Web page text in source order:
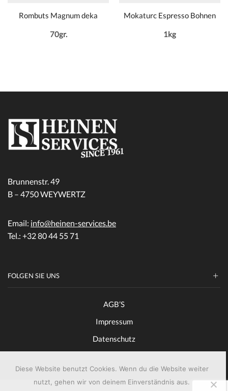
Rombuts Magnum deka
70gr.
Mokaturc Espresso Bohnen
1kg
Brunnenstr. 49
B – 4750 WEYWERTZ
Email: info@heinen-services.be
Tel.: +32 80 44 55 71
FOLGEN SIE UNS
AGB’S
Impressum
Datenschutz
Diese Website benutzt Cookies. Wenn du die Website weiter
nutzt, gehen wir von deinem Einverständnis aus.